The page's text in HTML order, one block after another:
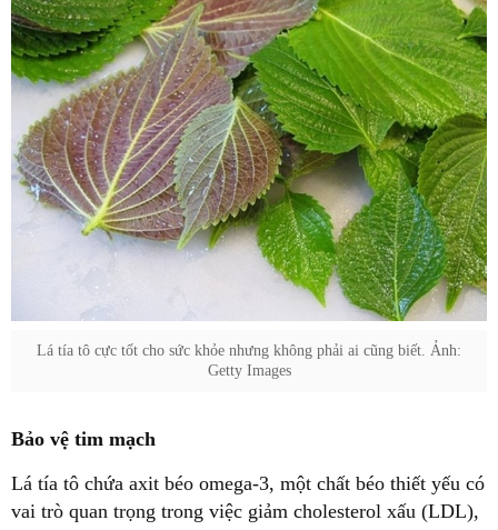
Lá tía tô cực tốt cho sức khỏe nhưng không phải ai cũng biết. Ảnh:
Getty Images
Bảo vệ tim mạch
Lá tía tô chứa axit béo omega-3, một chất béo thiết yếu có
vai trò quan trọng trong việc giảm cholesterol xấu (LDL),